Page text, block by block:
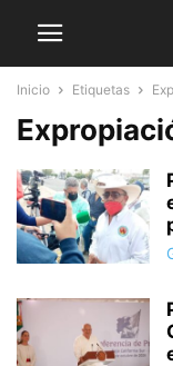
Inicio Etiquetas